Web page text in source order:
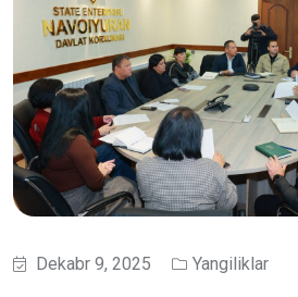
Dekabr 9, 2025 Yangiliklar